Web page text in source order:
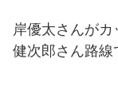
岸優太さんが
健次郎さん路線